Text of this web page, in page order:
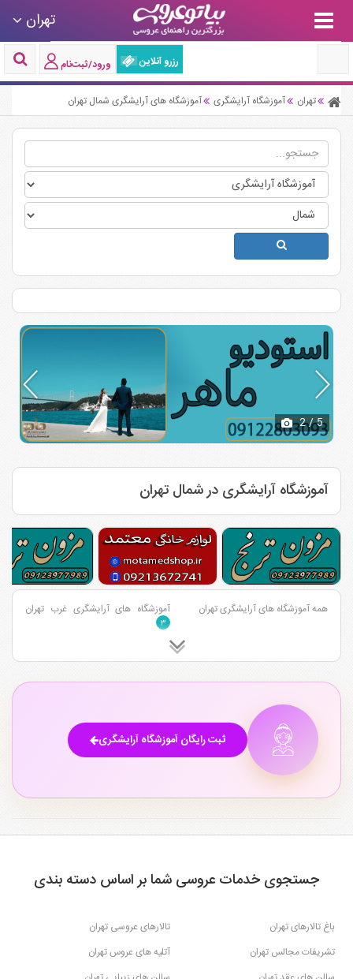
تهران
رزرو آنلاین ورود/ثبت‌نام
تهران آموزشگاه آرایشگری آموزشگاه های آرایشگری شمال تهران
2/ 5
آموزشگاه آرایشگری در شمال تهران
همه آموزشگاه های آرایشگری تهران آموزشگاه های آرایشگری غرب تهران
۳
ثبت رایگان آموزشگاه آرایشگری
جستجوی خدمات عروسی شما بر اساس دسته بندی
باغ تالارهای تهران
تالارهای عروسی تهران
تشریفات مجالس تهران
آتلیه های عروس تهران